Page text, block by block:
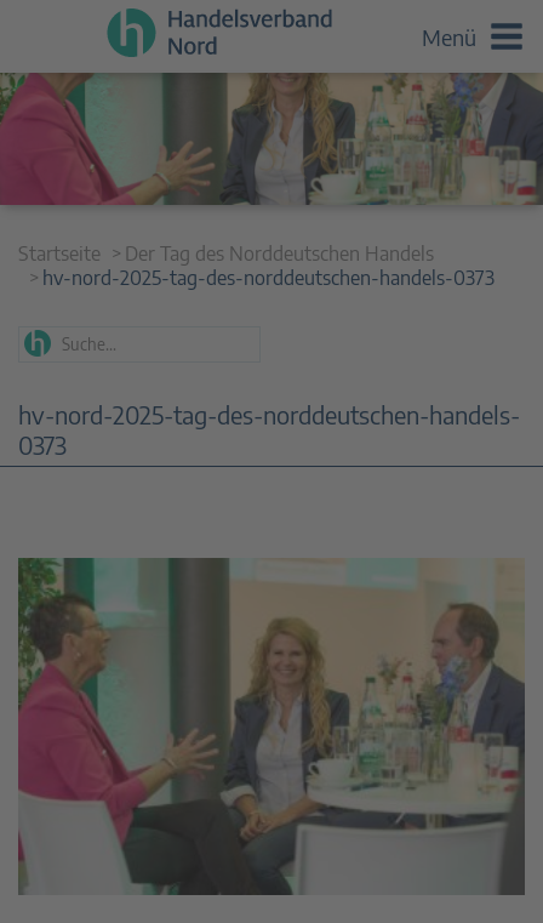
Menü
Startseite
Der Tag des Norddeutschen Handels
hv-nord-2025-tag-des-norddeutschen-handels-0373
hv-nord-2025-tag-des-norddeutschen-handels-
0373